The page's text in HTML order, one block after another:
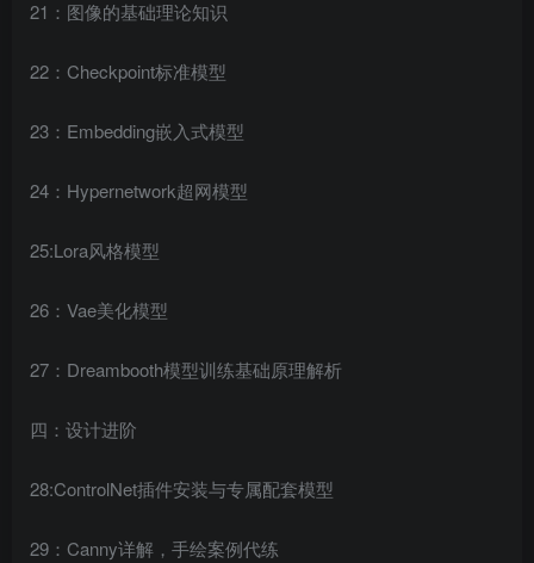
21：图像的基础理论知识
22：Checkpoint标准模型
23：Embedding嵌入式模型
24：Hypernetwork超网模型
25:Lora风格模型
26：Vae美化模型
27：Dreambooth模型训练基础原理解析
四：设计进阶
28:ControlNet插件安装与专属配套模型
29：Canny详解，手绘案例代练